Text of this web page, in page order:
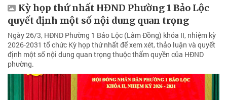
Kỳ họp thứ nhất HĐND Phường 1 Bảo Lộc
quyết định một số nội dung quan trọng
Ngày 26/3, HĐND Phường 1 Bảo Lộc (Lâm Đồng) khóa II, nhiệm kỳ
2026-2031 tổ chức Kỳ họp thứ nhất để xem xét, thảo luận và quyết
định một số nội dung quan trọng thuộc thẩm quyền của HĐND
phường.